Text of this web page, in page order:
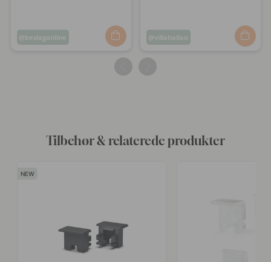
Opslag
beslagonline
Opslag
af
villahallan
Tilbehør & relaterede produkter